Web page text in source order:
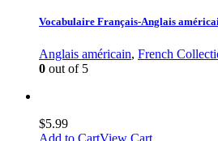
Vocabulaire Français-Anglais
Anglais américain, French
0 out of 5
$5.99
Add to CartView Cart